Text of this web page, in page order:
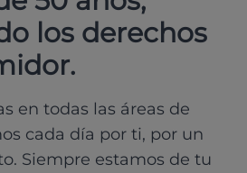
los derechos
en todas las áreas de
cada día por ti, por un
Siempre estamos de tu